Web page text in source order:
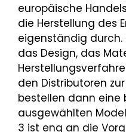
europäische
die Herstellung des
eigenständig durch.
das Design, das
den Distributoren
bestellen dann
ausgewählten
3 ist eng an die